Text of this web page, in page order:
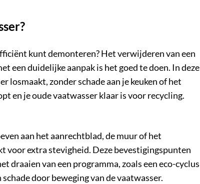
kunt demonteren? Het verwijderen van een
een duidelijke aanpak is het goed te doen. In deze
losmaakt, zonder schade aan je keuken of het
en je oude vaatwasser klaar is voor recycling.
aan het aanrechtblad, de muur of het
voor extra stevigheid. Deze bevestigingspunten
draaien van een programma, zoals een eco-cyclus
door beweging van de vaatwasser.